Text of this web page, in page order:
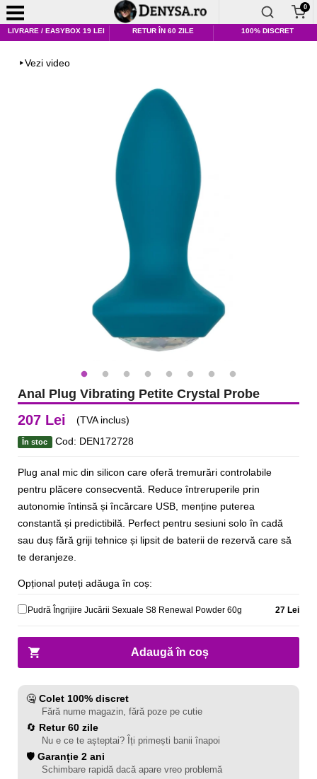
0
LIVRARE / EASYBOX 19 LEI RETUR ÎN 60 ZILE 100% DISCRET
Vezi video
Anal Plug Vibrating Petite Crystal Probe
207 Lei (TVA inclus)
În stoc Cod: DEN172728
Plug anal mic din silicon care oferă tremurări controlabile
pentru plăcere consecventă. Reduce întreruperile prin
autonomie întinsă și încărcare USB, menține puterea
constantă și predictibilă. Perfect pentru sesiuni solo în cadă
sau duș fără griji tehnice și lipsit de baterii de rezervă care să
te deranjeze.
Opțional puteți adăuga în coș:
Pudră Îngrijire Jucării Sexuale S8 Renewal Powder 60g 27 Lei
Adaugă în coș
🤐 Colet 100% discret
Fără nume magazin, fără poze pe cutie
🔄 Retur 60 zile
Nu e ce te așteptai? Îți primești banii înapoi
🛡️ Garanție 2 ani
Schimbare rapidă dacă apare vreo problemă